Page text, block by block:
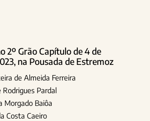
2º Grão Capítulo de 4 de
na Pousada de Estremoz
de Almeida Ferreira
Pardal
Morgado Baiôa
Costa Caeiro